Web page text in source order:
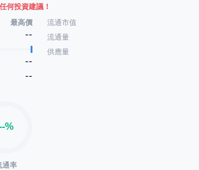
何投資建議！
最高價
--
--
--
通率
流通市值
流通量
供應量